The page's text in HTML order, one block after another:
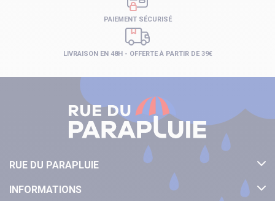
LIVRAISON EN 48H - OFFERTE À PARTIR DE 39€
PAIEMENT SÉCURISÉ
RUE DU PARAPLUIE
INFORMATIONS